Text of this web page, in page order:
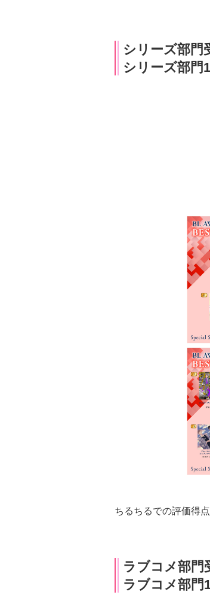
シリーズ部門
シリーズ部門
ちるちるでの評価得
ラブコメ部門
ラブコメ部門